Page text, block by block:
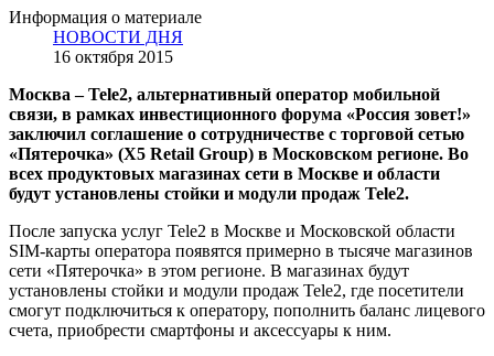
Информация о материале
НОВОСТИ ДНЯ
16 октября 2015
Москва – Tele2, альтернативный оператор мобильной
связи, в рамках инвестиционного форума «Россия зовет!»
заключил соглашение о сотрудничестве с торговой сетью
«Пятерочка» (X5 Retail Group) в Московском регионе. Во
всех продуктовых магазинах сети в Москве и области
будут установлены стойки и модули продаж Tele2.
После запуска услуг Tele2 в Москве и Московской области
SIM-карты оператора появятся примерно в тысяче магазинов
сети «Пятерочка» в этом регионе. В магазинах будут
установлены стойки и модули продаж Tele2, где посетители
смогут подключиться к оператору, пополнить баланс лицевого
счета, приобрести смартфоны и аксессуары к ним.